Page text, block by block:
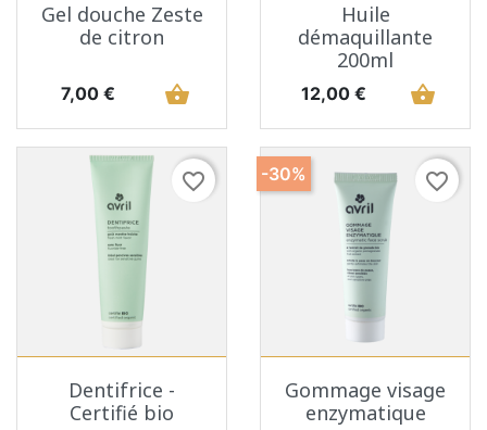
Gel douche Zeste
de citron
Prix
7,00 € shopping_basket
Huile
démaquillante
200ml
Prix
12,00 € shopping_basket
favorite_border
Dentifrice -
Certifié bio
favorite_border
Gommage visage
enzymatique
-30%